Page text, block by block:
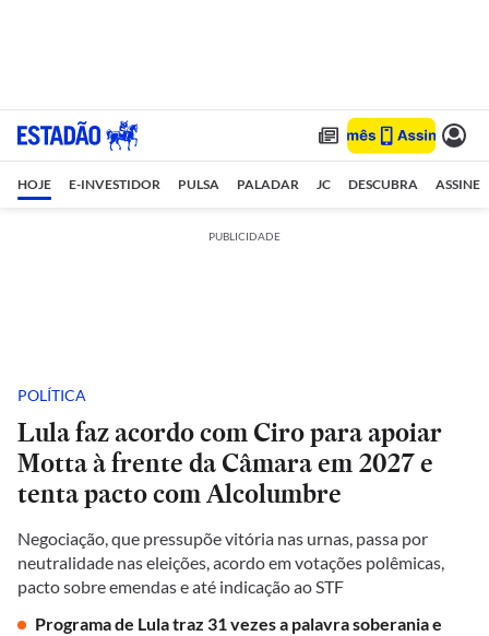
HOJE E-INVESTIDOR PULSA PALADAR JC DESCUBRA ASSINE
PUBLICIDADE
POLÍTICA
Lula faz acordo com Ciro para apoiar
Motta à frente da Câmara em 2027 e
tenta pacto com Alcolumbre
Negociação, que pressupõe vitória nas urnas, passa por
neutralidade nas eleições, acordo em votações polêmicas,
pacto sobre emendas e até indicação ao STF
Programa de Lula traz 31 vezes a palavra soberania e